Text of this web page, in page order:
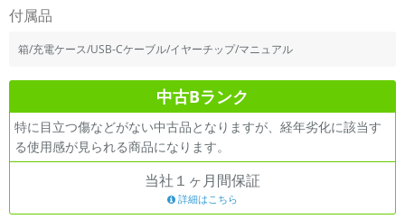
付属品
箱/充電ケース/USB-Cケーブル/イヤーチップ/マニュアル
中古Bランク
特に目立つ傷などがない中古品となりますが、経年劣化に該当す
る使用感が見られる商品になります。
当社１ヶ月間保証
詳細はこちら
機能・特徴
ランク
商品状態の絞り込み
「新品」「未使用」「中古」など
CPUの絞り込み